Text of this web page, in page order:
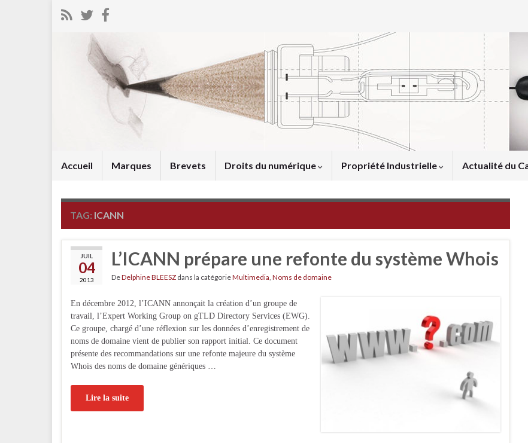
Accueil Marques Brevets Droits du numérique Propriété Industrielle Actualité du
TAG: ICANN
JUIL
04
2013
L’ICANN prépare une refonte du système Whois
DeDelphine BLEESZ dans la catégorieMultimedia, Noms de domaine
En décembre 2012, l’ICANN annonçait la création d’un groupe de
travail, l’Expert Working Group on gTLD Directory Services (EWG).
Ce groupe, chargé d’une réflexion sur les données d’enregistrement de
noms de domaine vient de publier son rapport initial. Ce document
présente des recommandations sur une refonte majeure du système
Whois des noms de domaine génériques …
Lire la suite